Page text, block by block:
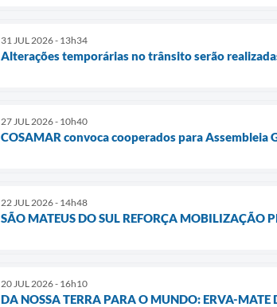
31 JUL 2026 - 13h34
Alterações temporárias no trânsito serão
27 JUL 2026 - 10h40
COSAMAR convoca cooperados para Assembleia
22 JUL 2026 - 14h48
SÃO MATEUS DO SUL REFORÇA MOBILIZAÇÃO
20 JUL 2026 - 16h10
DA NOSSA TERRA PARA O MUNDO: ERVA-MATE